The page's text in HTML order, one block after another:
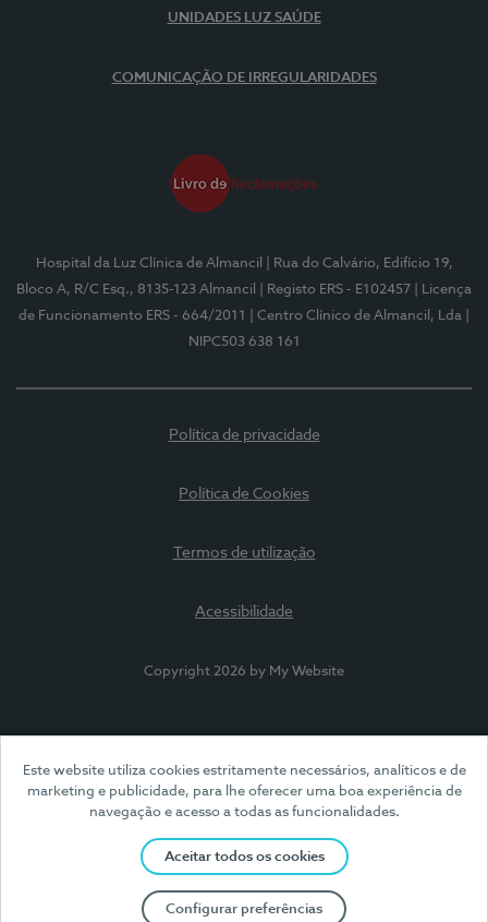
Este website utiliza cookies estritamente necessários, analíticos e de
marketing e publicidade, para lhe oferecer uma boa experiência de
navegação e acesso a todas as funcionalidades.
Aceitar todos os cookies
Configurar preferências
UNIDADES LUZ SAÚDE
COMUNICAÇÃO DE IRREGULARIDADES
Hospital da Luz Clínica de Almancil
| Rua do Calvário, Edifício 19,
Bloco A, R/C Esq., 8135-123 Almancil
| Registo ERS - E102457
| Licença
de Funcionamento ERS - 664/2011
| Centro Clínico de Almancil, Lda
NIPC503 638 161
Política de privacidade
Política de Cookies
Termos de utilização
Acessibilidade
Copyright 2026 by My Website